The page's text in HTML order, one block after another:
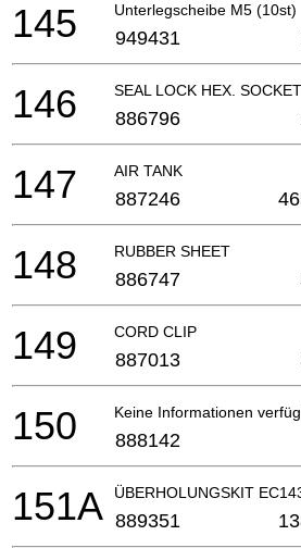
Unterlegscheibe M5 (10st)
145 949431
SEAL LOCK HEX.
146 886796
AIR TANK
147 887246
RUBBER SHEET
148 886747
CORD CLIP
149 887013
Keine Informationen
150 888142
ÜBERHOLUNGSKIT
151A 889351